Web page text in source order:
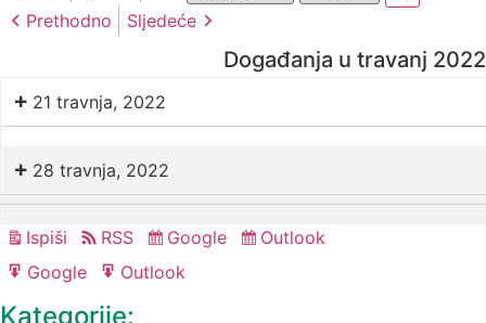
Prethodno
Sljedeće
Događanja u travanj 2022
21 travnja, 2022
elektroenergetici
mogućnosti
integracije
i
28 travnja, 2022
Izrada
nacionalnih
europskih
planova
nacionalnih
Ispiši Pregled
RSS
Subscribe
in
Google
Subscribe
Outlook
Export
Google
Export
Outlook
Kategorije: